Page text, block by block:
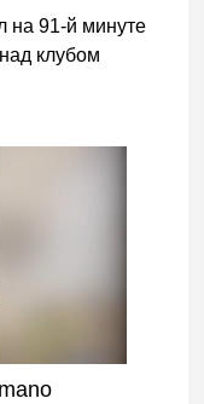
на 91-й минуте
клубом